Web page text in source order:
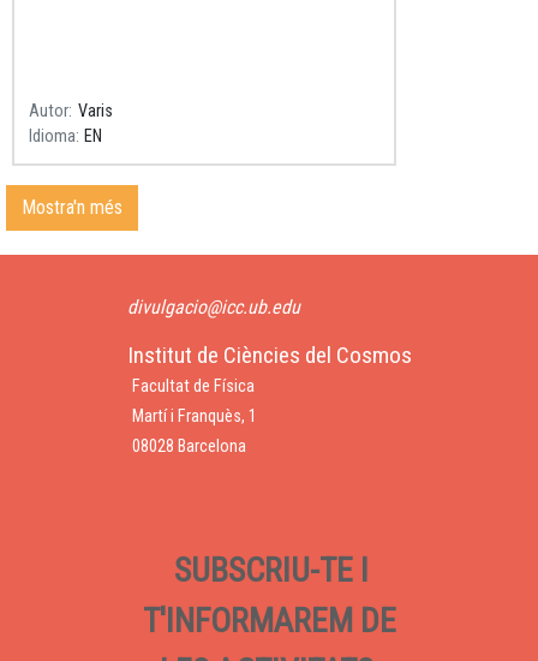
Autor Varis
Idioma EN
Mostra'n més
divulgacio@icc.ub.edu
Institut de Ciències del Cosmos
Facultat de Física
Martí i Franquès, 1
08028 Barcelona
SUBSCRIU-TE I
T'INFORMAREM DE